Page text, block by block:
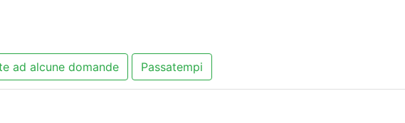
ad alcune domande Passatempi